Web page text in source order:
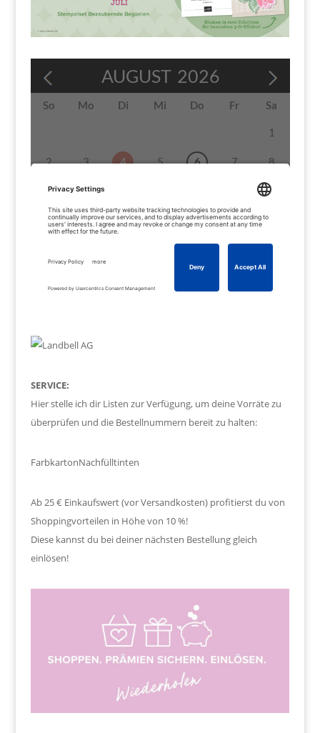
SERVICE:
Hier stelle ich dir Listen zur Verfügung, um deine Vorräte zu
überprüfen und die Bestellnummern bereit zu halten:
FarbkartonNachfülltinten
Ab 25 € Einkaufswert (vor Versandkosten) profitierst du von
Shoppingvorteilen in Höhe von 10 %!
Diese kannst du bei deiner nächsten Bestellung gleich
einlösen!